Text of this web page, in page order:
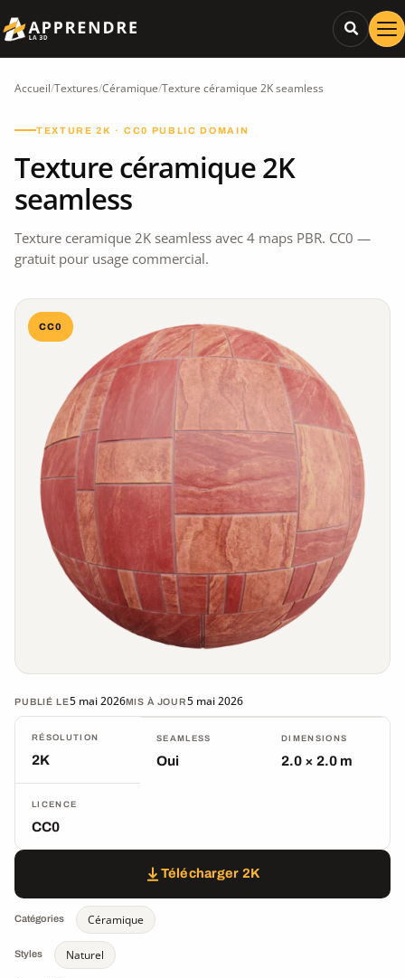
Accueil/Textures/Céramique/Texture céramique 2K seamless
TEXTURE 2K · CC0 PUBLIC DOMAIN
Texture céramique 2K
seamless
Texture ceramique 2K seamless avec 4 maps PBR. CC0 —
gratuit pour usage commercial.
CC0
PUBLIÉ LE5 mai 2026MIS À JOUR5 mai 2026
RÉSOLUTION
2K
SEAMLESS
Oui
DIMENSIONS
2.0 × 2.0 m
LICENCE
CC0
Télécharger 2K
Catégories Céramique
Styles Naturel